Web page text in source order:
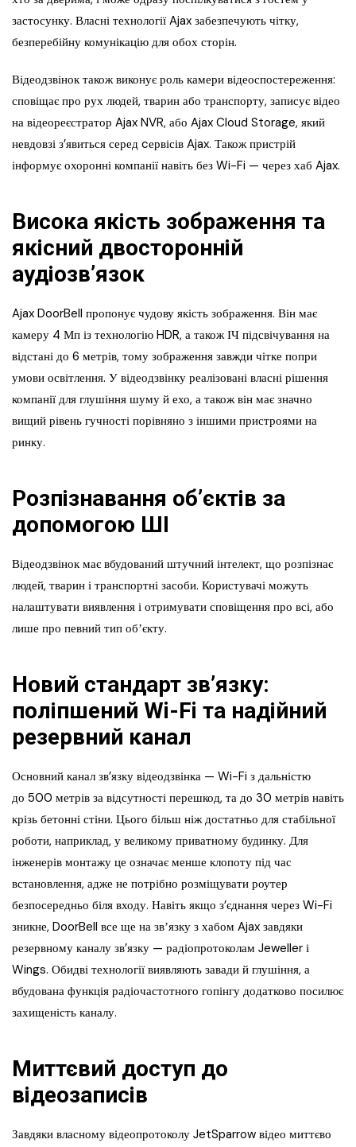
застосунку. Власні технології Ajax забезпечують чітку,
безперебійну комунікацію для обох сторін.
Відеодзвінок також виконує роль камери відеоспостереження:
сповіщає про рух людей, тварин або транспорту, записує відео
на відеореєстратор Ajax NVR, або Ajax Cloud Storage, який
невдовзі з’явиться серед cервісів Ajax. Також пристрій
інформує охоронні компанії навіть без Wi-Fi — через хаб Ajax.
Висока якість зображення та
якісний двосторонній
аудіозвʼязок
Ajax DoorBell пропонує чудову якість зображення. Він має
камеру 4 Мп із технологію HDR, а також ІЧ підсвічування на
відстані до 6 метрів, тому зображення завжди чітке попри
умови освітлення. У відеодзвінку реалізовані власні рішення
компанії для глушіння шуму й ехо, а також він має значно
вищий рівень гучності порівняно з іншими пристроями на
ринку.
Розпізнавання об’єктів за
допомогою ШІ
Відеодзвінок має вбудований штучний інтелект, що розпізнає
людей, тварин і транспортні засоби. Користувачі можуть
налаштувати виявлення і отримувати сповіщення про всі, або
лише про певний тип обʼєкту.
Новий стандарт зв’язку:
поліпшений Wi-Fi та надійний
резервний канал
Основний канал зв’язку відеодзвінка — Wi-Fi з дальністю
до 500 метрів за відсутності перешкод, та до 30 метрів навіть
крізь бетонні стіни. Цього більш ніж достатньо для стабільної
роботи, наприклад, у великому приватному будинку. Для
інженерів монтажу це означає менше клопоту під час
встановлення, адже не потрібно розміщувати роутер
безпосередньо біля входу. Навіть якщо з’єднання через Wi-Fi
зникне, DoorBell все ще на звʼязку з хабом Ajax завдяки
резервному каналу зв’язку — радіопротоколам Jeweller і
Wings. Обидві технології виявляють завади й глушіння, а
вбудована функція радіочастотного гопінгу додатково посилює
захищеність каналу.
Миттєвий доступ до
відеозаписів
Завдяки власному відеопротоколу JetSparrow відео миттєво